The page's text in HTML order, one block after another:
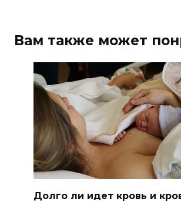
Вам также может
Долго ли идет кровь и